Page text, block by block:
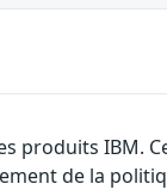
produits IBM.
de la